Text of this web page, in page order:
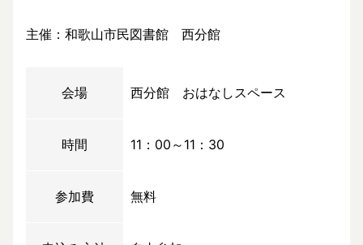
主催：和歌山市民図書館 西分館
会場 西分館 おはなしスペース
時間 11：00～11：30
参加費 無料